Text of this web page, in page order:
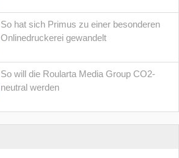
So hat sich Primus zu einer besonderen
Onlinedruckerei gewandelt
So will die Roularta Media Group CO2-
neutral werden